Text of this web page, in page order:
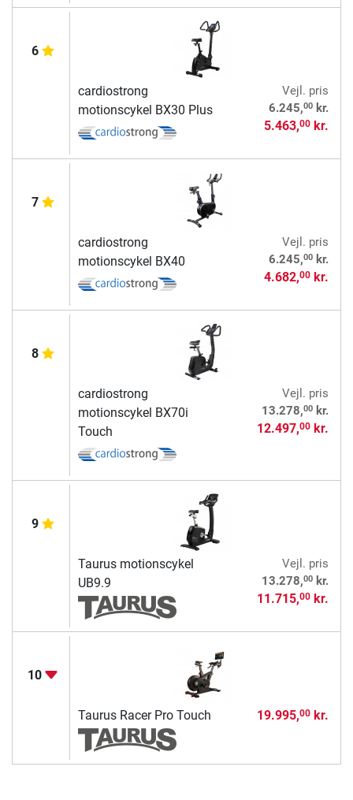
6
cardiostrong
motionscykel BX30 Plus
Vejl. pris
6.245,00kr.
5.463,00kr.
7
cardiostrong
motionscykel BX40
Vejl. pris
6.245,00kr.
4.682,00kr.
8
cardiostrong
motionscykel BX70i
Touch
Vejl. pris
13.278,00kr.
12.497,00kr.
9
Taurus motionscykel
UB9.9
Vejl. pris
13.278,00kr.
11.715,00kr.
10
Taurus Racer Pro Touch 19.995,00kr.